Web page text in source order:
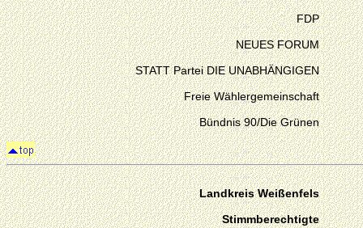
FDP
NEUES FORUM
STATT Partei DIE UNABHÄNGIGEN
Freie Wählergemeinschaft
Bündnis 90/Die Grünen
Landkreis Weißenfels
Stimmberechtigte